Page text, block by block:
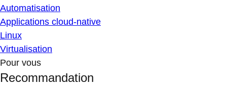
Automatisation
Applications cloud-native
Linux
Virtualisation
Pour vous
Recommandation